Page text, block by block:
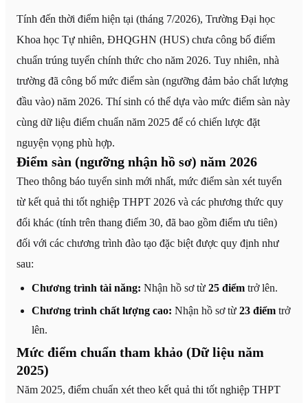
Tính đến thời điểm hiện tại (tháng 7/2026), Trường Đại học
Khoa học Tự nhiên, ĐHQGHN (HUS) chưa công bố điểm
chuẩn trúng tuyển chính thức cho năm 2026. Tuy nhiên, nhà
trường đã công bố mức điểm sàn (ngưỡng đảm bảo chất lượng
đầu vào) năm 2026. Thí sinh có thể dựa vào mức điểm sàn này
cùng dữ liệu điểm chuẩn năm 2025 để có chiến lược đặt
nguyện vọng phù hợp.
Điểm sàn (ngưỡng nhận hồ sơ) năm 2026
Theo thông báo tuyển sinh mới nhất, mức điểm sàn xét tuyển
từ kết quả thi tốt nghiệp THPT 2026 và các phương thức quy
đổi khác (tính trên thang điểm 30, đã bao gồm điểm ưu tiên)
đối với các chương trình đào tạo đặc biệt được quy định như
sau:
Chương trình tài năng: Nhận hồ sơ từ 25 điểmtrở lên.
Chương trình chất lượng cao: Nhận hồ sơ từ 23 điểmtrở
lên.
Mức điểm chuẩn tham khảo (Dữ liệu năm
2025)
Năm 2025, điểm chuẩn xét theo kết quả thi tốt nghiệp THPT